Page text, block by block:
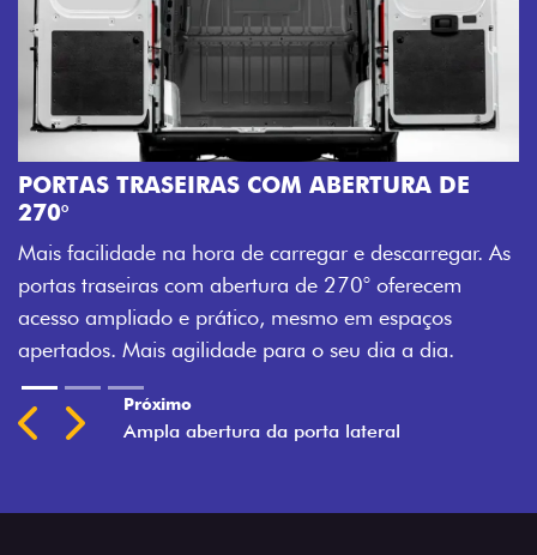
PORTAS TRASEIRAS COM ABERTURA DE
270°
Mais facilidade na hora de carregar e descarregar. As
portas traseiras com abertura de 270° oferecem
acesso ampliado e prático, mesmo em espaços
apertados. Mais agilidade para o seu dia a dia.
Previous
Next
Próximo
Ampla abertura da porta lateral